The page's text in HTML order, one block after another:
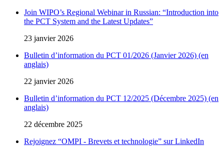
Join WIPO’s Regional Webinar in Russian: “Introduction into
the PCT System and the Latest Updates”
23 janvier 2026
Bulletin d’information du PCT 01/2026 (Janvier 2026) (en
anglais)
22 janvier 2026
Bulletin d’information du PCT 12/2025 (Décembre 2025) (en
anglais)
22 décembre 2025
Rejoignez “OMPI - Brevets et technologie” sur LinkedIn